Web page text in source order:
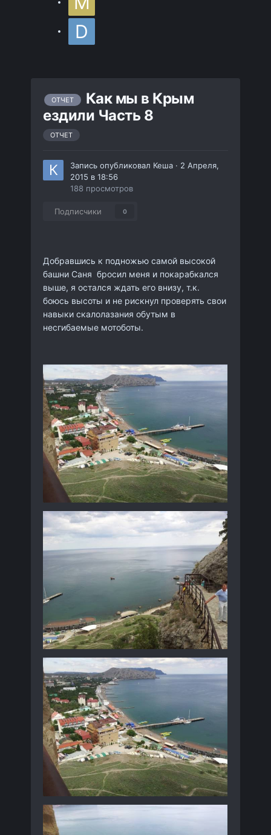
ОТЧЕТ
Как мы в Крым
ездили Часть 8
ОТЧЕТ
Запись опубликовал Кеша · 2 Апреля,
2015 в 18:56
188 просмотров
Подписчики 0
Добравшись к подножью самой высокой
башни Саня бросил меня и покарабкался
выше, я остался ждать его внизу, т.к.
боюсь высоты и не рискнул проверять свои
навыки скалолазания обутым в
несгибаемые мотоботы.